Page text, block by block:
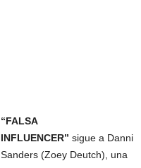
“FALSA
INFLUENCER” sigue a Danni
Sanders (Zoey Deutch), una